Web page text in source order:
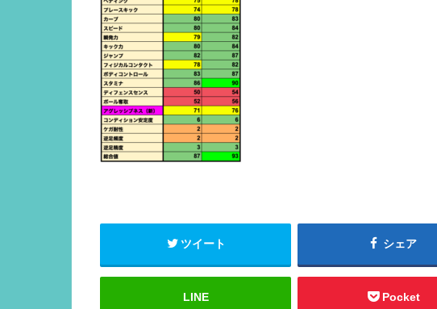
ツイート シェア
LINE Pocket